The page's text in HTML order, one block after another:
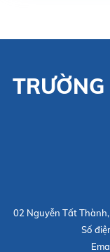
02 Nguyễn Tất
Số